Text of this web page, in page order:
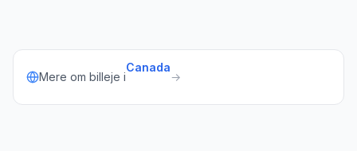
Mere om billeje i
Canada
→